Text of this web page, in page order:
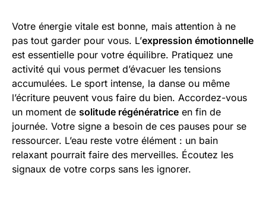
Votre énergie vitale est bonne, mais attention à ne
pas tout garder pour vous. L’expression émotionnelle
est essentielle pour votre équilibre. Pratiquez une
activité qui vous permet d’évacuer les tensions
accumulées. Le sport intense, la danse ou même
l’écriture peuvent vous faire du bien. Accordez-vous
un moment de solitude régénératrice en fin de
journée. Votre signe a besoin de ces pauses pour se
ressourcer. L’eau reste votre élément : un bain
relaxant pourrait faire des merveilles. Écoutez les
signaux de votre corps sans les ignorer.